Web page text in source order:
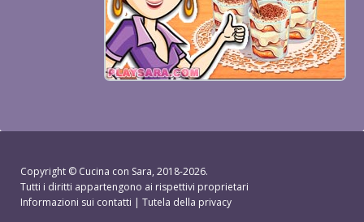
Copyright © Cucina con Sara, 2018-2026.
Tutti i diritti appartengono ai rispettivi proprietari
Informazioni sui contatti | Tutela della privacy